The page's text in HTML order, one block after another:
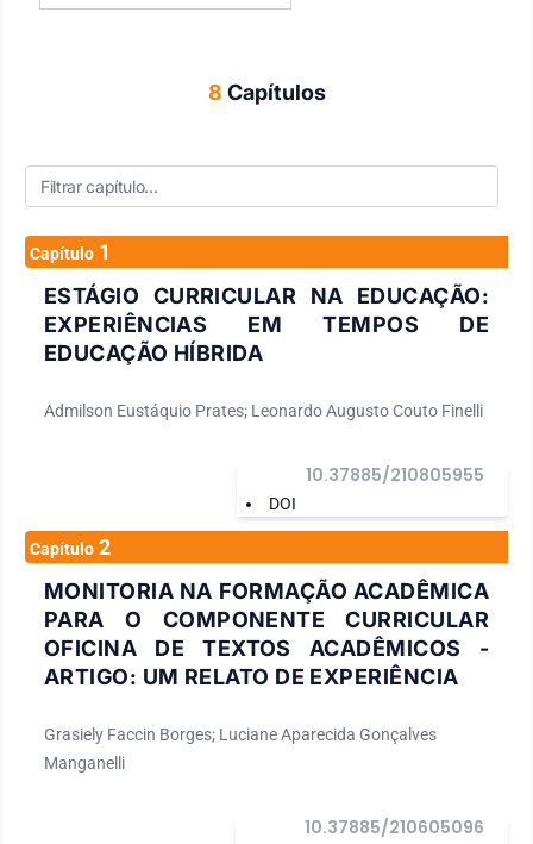
instrumento didático-pedagógico para estudantes,
8 Capítulos
Capítulo 1
ESTÁGIO CURRICULAR NA EDUCAÇÃO:
EXPERIÊNCIAS EM TEMPOS DE
EDUCAÇÃO HÍBRIDA
Admilson Eustáquio Prates; Leonardo Augusto Couto Finelli
DOI
10.37885/210805955
Capítulo 2
MONITORIA NA FORMAÇÃO ACADÊMICA
PARA O COMPONENTE CURRICULAR
OFICINA DE TEXTOS ACADÊMICOS -
ARTIGO: UM RELATO DE EXPERIÊNCIA
Grasiely Faccin Borges; Luciane Aparecida Gonçalves
Manganelli
10.37885/210605096